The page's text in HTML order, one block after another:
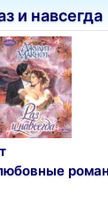
и навсегда